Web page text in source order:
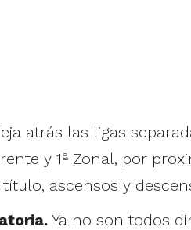
atrás las ligas
y 1ª Zonal, por
ascensos y
Ya no son todos